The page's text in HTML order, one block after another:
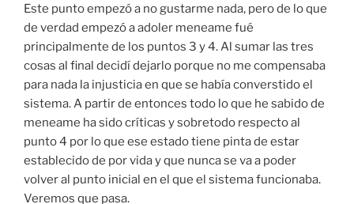
Este punto empezó a no gustarme nada, pero de lo que
de verdad empezó a adoler meneame fué
principalmente de los puntos 3 y 4. Al sumar las tres
cosas al final decidí dejarlo porque no me compensaba
para nada la injusticia en que se había converstido el
sistema. A partir de entonces todo lo que he sabido de
meneame ha sido críticas y sobretodo respecto al
punto 4 por lo que ese estado tiene pinta de estar
establecido de por vida y que nunca se va a poder
volver al punto inicial en el que el sistema funcionaba.
Veremos que pasa.